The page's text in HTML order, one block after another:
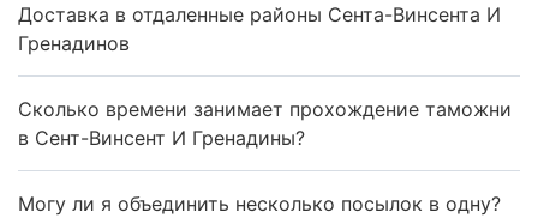
Доставка в отдаленные районы Сента-Винсента И
Гренадинов
Сколько времени занимает прохождение таможни
в Сент-Винсент И Гренадины?
Могу ли я объединить несколько посылок в одну?